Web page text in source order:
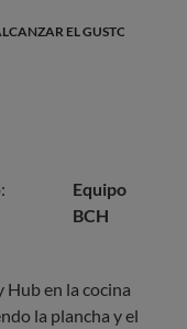
EL GUSTO
Equipo
BCH
Hub en la cocina
la plancha y el